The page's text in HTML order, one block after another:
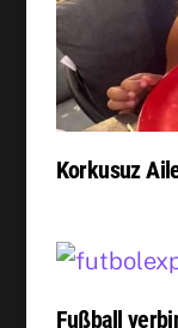
Korkusuz
Fußball